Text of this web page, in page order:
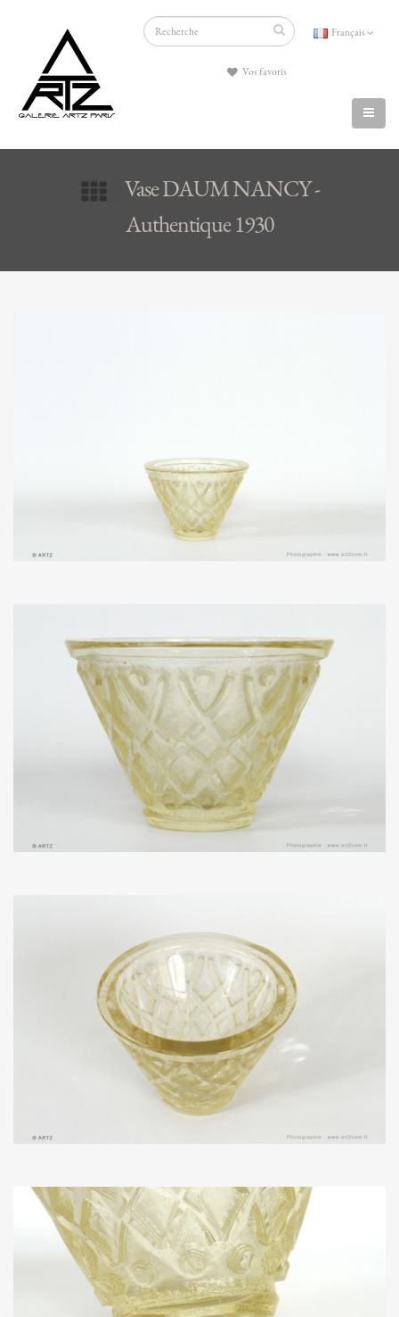
Français
Vos favoris
Vase DAUM NANCY -
Authentique 1930